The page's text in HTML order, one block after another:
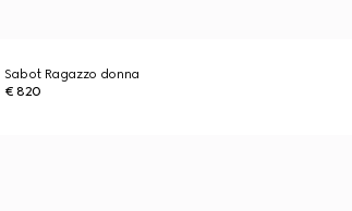
Sabot Ragazzo donna
€ 820